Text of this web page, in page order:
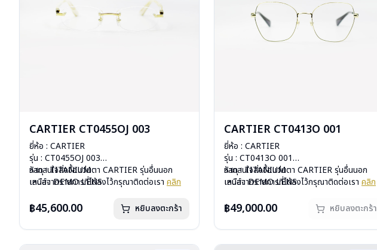
CARTIER CT0455OJ 003
ยี่ห้อ : CARTIER
รุ่น : CT0455OJ 003
วัสดุ : TITANIUM
เลนส์ : DEMO LENS
น้ำหนัก : 25 กรัม
การรับประกัน : 1 ปี
หากสนใจสั่งชื้อแว่นตา CARTIER รุ่นอื่นนอก
เหนือจากรายการที่ได้ลงไว้กรุณาติดต่อเรา คลิก
฿45,600.00 หยิบลงตะกร้า
CARTIER CT0413O 001
ยี่ห้อ : CARTIER
รุ่น : CT0413O 001
วัสดุ : TITANIUM
เลนส์ : DEMO LENS
น้ำหนัก : 29 กรัม
การรับประกัน : 1 ปี
หากสนใจสั่งชื้อแว่นตา CARTIER รุ่นอื่นนอก
เหนือจากรายการที่ได้ลงไว้กรุณาติดต่อเรา คลิก
ติดต่อเราคลิก
฿49,000.00 หยิบลงตะกร้า